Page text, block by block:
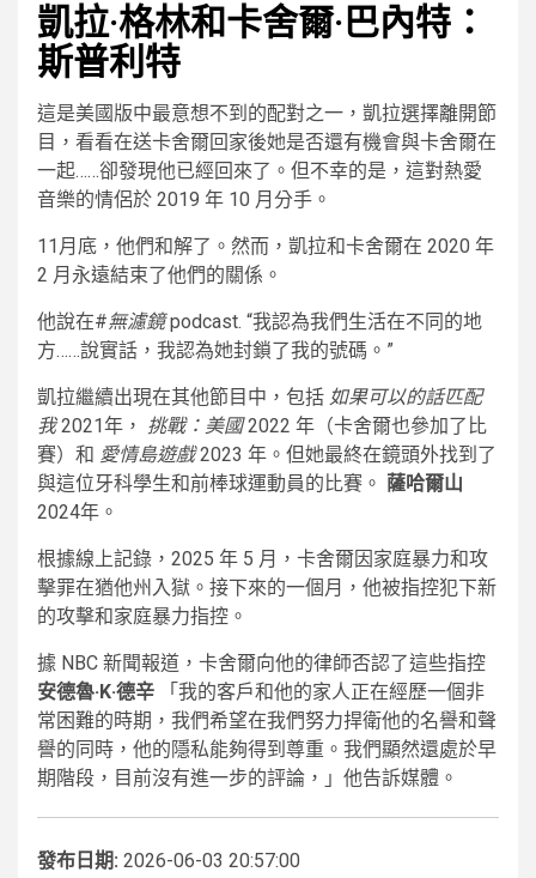
凱拉·格林和卡舍爾·巴內特：
斯普利特
這是美國版中最意想不到的配對之一，凱拉選擇離開節
目，看看在送卡舍爾回家後她是否還有機會與卡舍爾在
一起……卻發現他已經回來了。但不幸的是，這對熱愛
音樂的情侶於 2019 年 10 月分手。
11月底，他們和解了。然而，凱拉和卡舍爾在 2020 年
2 月永遠結束了他們的關係。
他說在#無濾鏡podcast. “我認為我們生活在不同的地
方……說實話，我認為她封鎖了我的號碼。”
凱拉繼續出現在其他節目中，包括 如果可以的話匹配
我2021年， 挑戰：美國2022 年（卡舍爾也參加了比
賽）和 愛情島遊戲2023 年。但她最終在鏡頭外找到了
與這位牙科學生和前棒球運動員的比賽。 薩哈爾山
2024年。
根據線上記錄，2025 年 5 月，卡舍爾因家庭暴力和攻
擊罪在猶他州入獄。接下來的一個月，他被指控犯下新
的攻擊和家庭暴力指控。
據 NBC 新聞報道，卡舍爾向他的律師否認了這些指控
安德魯·K·德辛 「我的客戶和他的家人正在經歷一個非
常困難的時期，我們希望在我們努力捍衛他的名譽和聲
譽的同時，他的隱私能夠得到尊重。我們顯然還處於早
期階段，目前沒有進一步的評論，」他告訴媒體。
發布日期: 2026-06-03 20:57:00